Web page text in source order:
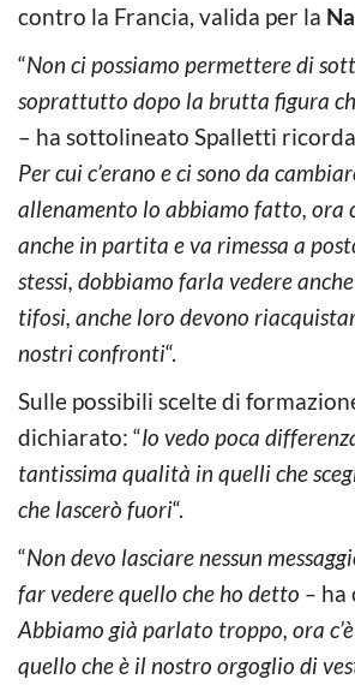
contro la Francia, valida per la
“Non ci possiamo permettere di
soprattutto dopo la brutta figura
– ha sottolineato Spalletti
Per cui c’erano e ci sono da
allenamento lo abbiamo fatto, ora
anche in partita e va rimessa a
stessi, dobbiamo farla vedere
tifosi, anche loro devono
nostri confronti“.
Sulle possibili scelte di
dichiarato: “Io vedo poca
tantissima qualità in quelli che
che lascerò fuori“.
“Non devo lasciare nessun
far vedere quello che ho detto – ha
Abbiamo già parlato troppo, ora
quello che è il nostro orgoglio di